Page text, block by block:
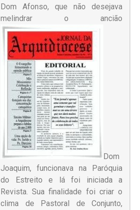
Dom Afonso, que não desejava
melindrar o ancião
Dom
Joaquim, funcionava na Paróquia
do Estreito e lá foi iniciada a
Revista. Sua finalidade foi criar o
clima de Pastoral de Conjunto,